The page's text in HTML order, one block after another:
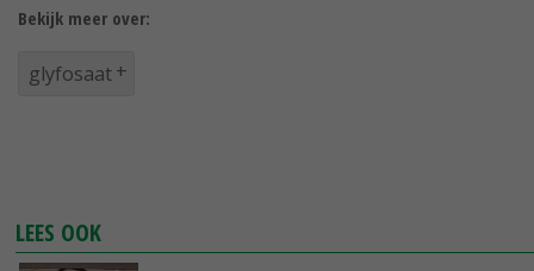
Bekijk meer over:
glyfosaat
LEES OOK